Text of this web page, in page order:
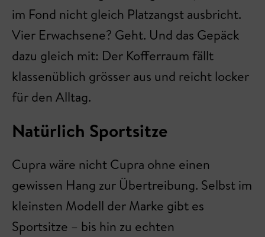
im Fond nicht gleich Platzangst ausbricht.
Vier Erwachsene? Geht. Und das Gepäck
dazu gleich mit: Der Kofferraum fällt
klassenüblich grösser aus und reicht locker
für den Alltag.
Natürlich Sportsitze
Cupra wäre nicht Cupra ohne einen
gewissen Hang zur Übertreibung. Selbst im
kleinsten Modell der Marke gibt es
Sportsitze – bis hin zu echten